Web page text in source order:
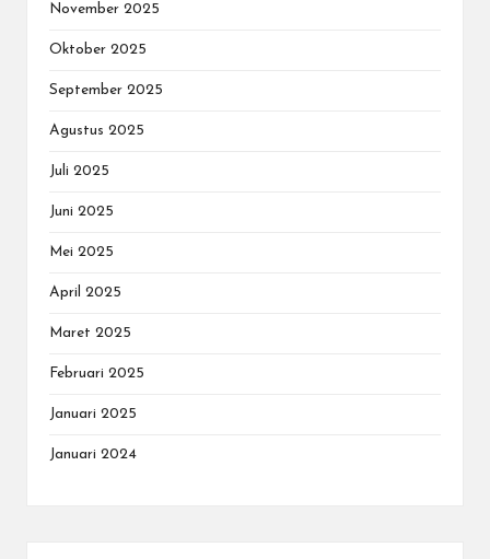
November 2025
Oktober 2025
September 2025
Agustus 2025
Juli 2025
Juni 2025
Mei 2025
April 2025
Maret 2025
Februari 2025
Januari 2025
Januari 2024